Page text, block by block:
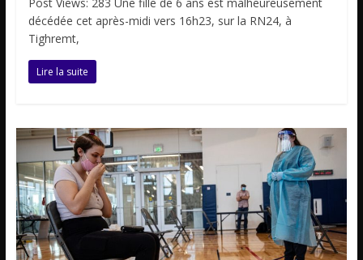
Post Views: 283 Une fille de 6 ans est malheureusement
décédée cet après-midi vers 16h23, sur la RN24, à
Tighremt,
Lire la suite